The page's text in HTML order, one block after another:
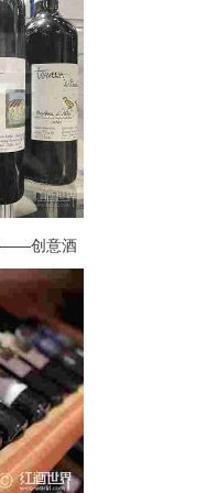
——创意酒